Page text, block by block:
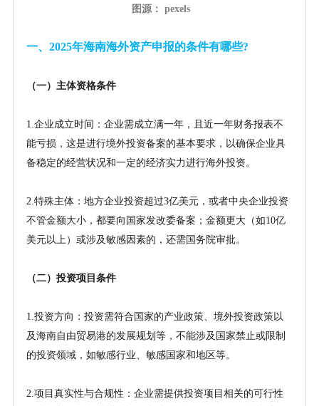
图源： pexels
一、 2025年海南海外资产申报的条件有哪些?
（一）主体资格条件
1.企业成立时间：企业需成立满一年，且近一年财务报表不
能亏损，这是进行境外投资备案的基本要求，以确保企业具
备稳定的经营状况和一定的经济实力进行海外投资。
2.特殊主体：地方企业投资超过3亿美元，或者中央企业投资
不管金额大小，都要向国家发改委备案；金额更大（如10亿
美元以上）或涉及敏感因素的，还需国务院审批。
（二）投资项目条件
1.投资方向：投资需符合国家的产业政策、境外投资政策以
及海南自由贸易港的发展规划等，不能涉及国家禁止或限制
的投资领域，如敏感行业、敏感国家和地区等。
2.项目真实性与合规性：企业需提供投资项目相关的可行性